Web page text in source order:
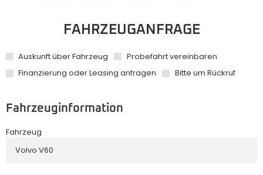
FAHRZEUGANFRAGE
Auskunft über Fahrzeug
Probefahrt vereinbaren
Finanzierung oder Leasing anfragen
Bitte um Rückruf
Fahrzeuginformation
Fahrzeug